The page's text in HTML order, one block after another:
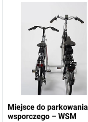
Miejsce do parkowania
wsporczego – WSM